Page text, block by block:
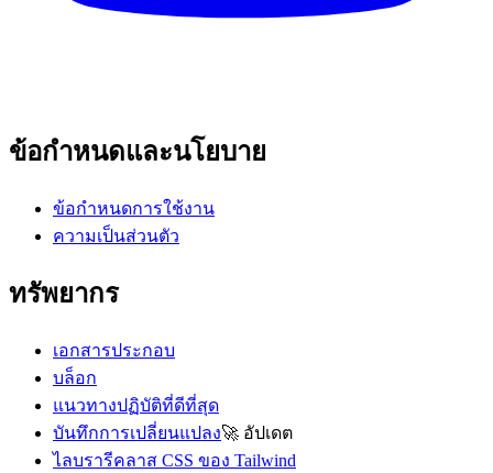
ข้อกำหนดและนโยบาย
ข้อกำหนดการใช้งาน
ความเป็นส่วนตัว
ทรัพยากร
เอกสารประกอบ
บล็อก
แนวทางปฏิบัติที่ดีที่สุด
บันทึกการเปลี่ยนแปลง🚀 อัปเดต
ไลบรารีคลาส CSS ของ Tailwind